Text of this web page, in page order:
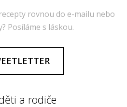
rovnou do e-mailu nebo
Posíláme s láskou.
a rodiče